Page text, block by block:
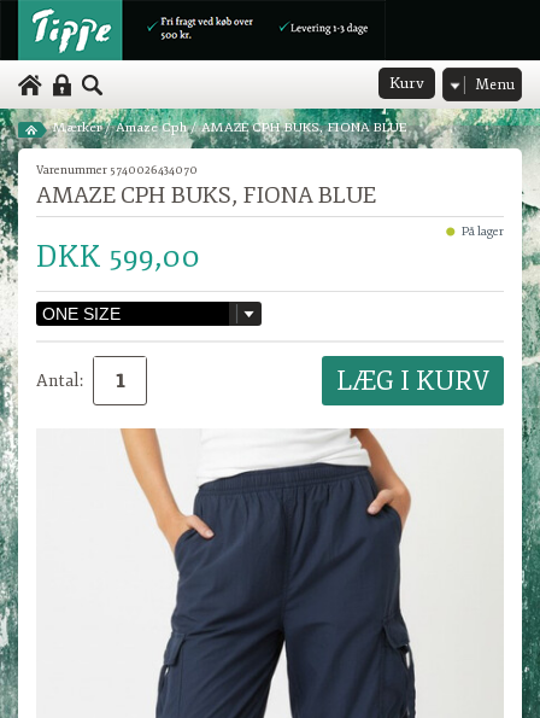
Kurv Menu
Mærker/ Amaze Cph/ AMAZE CPH BUKS, FIONA BLUE
Varenummer 5740026434070
AMAZE CPH BUKS, FIONA BLUE
På lager
DKK 599,00
Antal: